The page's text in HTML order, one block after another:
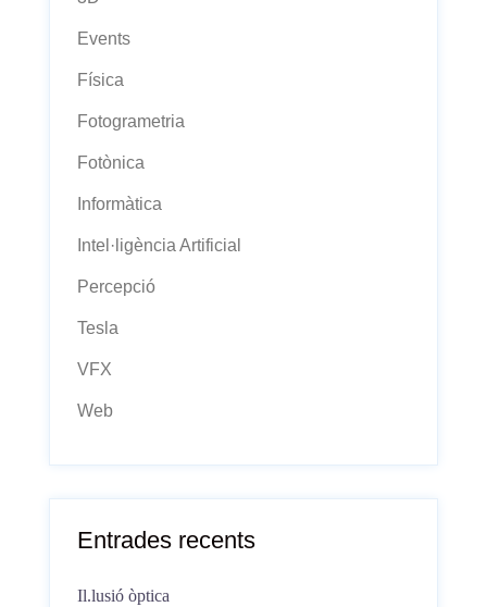
Events
Física
Fotogrametria
Fotònica
Informàtica
Intel·ligència Artificial
Percepció
Tesla
VFX
Web
Entrades recents
Il.lusió òptica